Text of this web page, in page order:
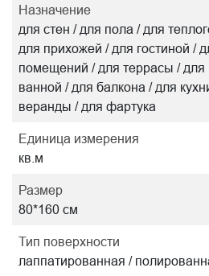
Назначение
для стен / для пола / для
для прихожей / для гостиной /
помещений / для террасы / для
ванной / для балкона / для
веранды / для фартука
Единица измерения
кв.м
Размер
80*160 см
Тип поверхности
лаппатированная /